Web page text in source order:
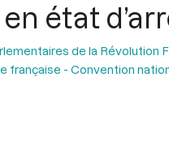
état
de la Révolution
française - Convention